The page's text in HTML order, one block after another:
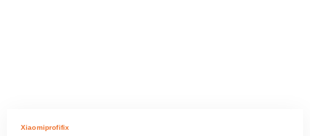
Xiaomiprofifix